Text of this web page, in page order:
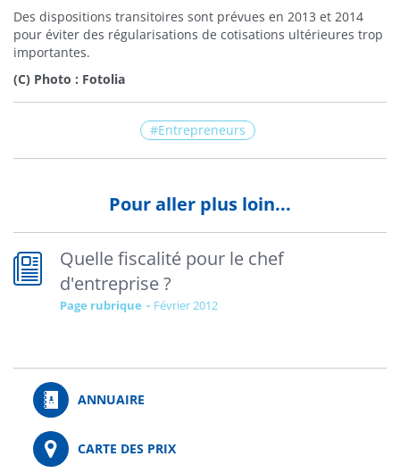
Des dispositions transitoires sont prévues en 2013 et 2014
pour éviter des régularisations de cotisations ultérieures trop
importantes.
(C) Photo : Fotolia
Entrepreneurs
Pour aller plus loin...
Quelle fiscalité pour le chef
d'entreprise ?
Page rubrique février 2012
ANNUAIRE
CARTE DES PRIX